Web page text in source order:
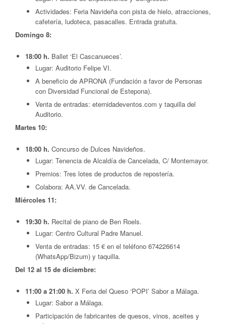
Actividades: Feria Navideña con pista de hielo, atracciones,
cafetería, ludoteca, pasacalles. Entrada gratuita.
Domingo 8:
18:00 h. Ballet ‘El Cascanueces’.
Lugar: Auditorio Felipe VI.
A beneficio de APRONA (Fundación a favor de Personas
con Diversidad Funcional de Estepona).
Venta de entradas: eternidadeventos.com y taquilla del
Auditorio.
Martes 10:
18:00 h. Concurso de Dulces Navideños.
Lugar: Tenencia de Alcaldía de Cancelada, C/ Montemayor.
Premios: Tres lotes de productos de repostería.
Colabora: AA.VV. de Cancelada.
Miércoles 11:
19:30 h. Recital de piano de Ben Roels.
Lugar: Centro Cultural Padre Manuel.
Venta de entradas: 15 € en el teléfono 674226614
(WhatsApp/Bizum) y taquilla.
Del 12 al 15 de diciembre:
11:00 a 21:00 h. X Feria del Queso ‘POPI’ Sabor a Málaga.
Lugar: Sabor a Málaga.
Participación de fabricantes de quesos, vinos, aceites y